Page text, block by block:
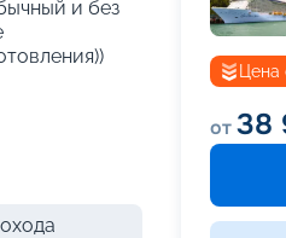
и без
Цена
от38